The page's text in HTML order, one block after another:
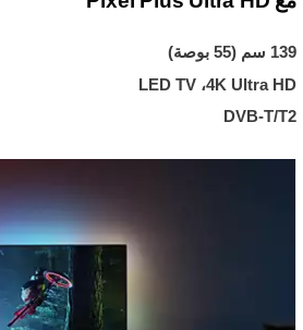
139 سم (55 بوصة)
4K Ultra HD، ‏LED TV
DVB-T/T2